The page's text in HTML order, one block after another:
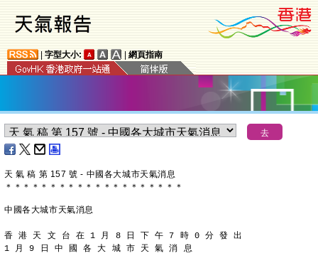
字型大小: 網頁指南
天 氣 稿 第 157 號 - 中國各大城市天氣消息
＊ ＊ ＊ ＊ ＊ ＊ ＊ ＊ ＊ ＊ ＊ ＊ ＊ ＊ ＊ ＊ ＊ ＊ ＊ ＊
中國各大城市天氣消息
香 港 天 文 台 在 1 月 8 日 下 午 7 時 0 分 發 出
1 月 9 日 中 國 各 大 城 市 天 氣 消 息